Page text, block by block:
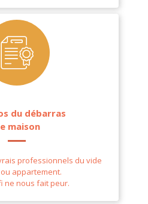
du débarras
maison
professionnels du vide
appartement.
ne nous fait peur.